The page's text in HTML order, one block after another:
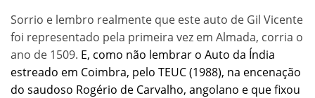
Sorrio e lembro realmente que este auto de Gil Vicente
foi representado pela primeira vez em Almada, corria o
ano de 1509. E, como não lembrar o Auto da Índia
estreado em Coimbra, pelo TEUC (1988), na encenação
do saudoso Rogério de Carvalho, angolano e que fixou